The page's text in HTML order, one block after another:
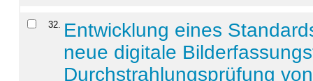
32. Entwicklung eines
neue digitale
Durchstrahlungsprüfung